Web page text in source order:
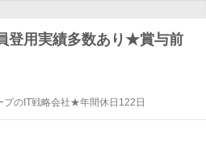
登用実績多数あり★賞与前
プのIT戦略会社★年間休日122日